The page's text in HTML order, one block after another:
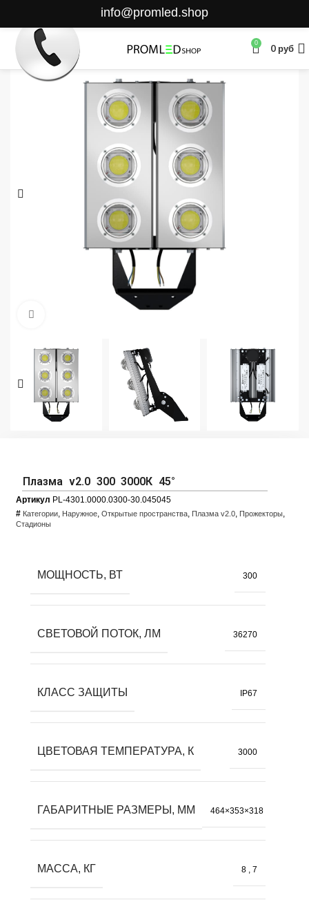
info@promled.shop
0 0руб
Плазма v2.0 300 3000К 45°
Артикул PL-4301.0000.0300-30.045045
# Категории, Наружное, Открытые пространства, Плазма v2.0, Прожекторы,
Стадионы
МОЩНОСТЬ, ВТ 300
СВЕТОВОЙ ПОТОК, ЛМ 36270
КЛАСС ЗАЩИТЫ IP67
ЦВЕТОВАЯ ТЕМПЕРАТУРА, К 3000
ГАБАРИТНЫЕ РАЗМЕРЫ, ММ 464×353×318
МАССА, КГ 8 , 7